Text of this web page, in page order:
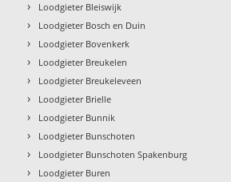
› Loodgieter Bleiswijk
› Loodgieter Bosch en Duin
› Loodgieter Bovenkerk
› Loodgieter Breukelen
› Loodgieter Breukeleveen
› Loodgieter Brielle
› Loodgieter Bunnik
› Loodgieter Bunschoten
› Loodgieter Bunschoten Spakenburg
› Loodgieter Buren